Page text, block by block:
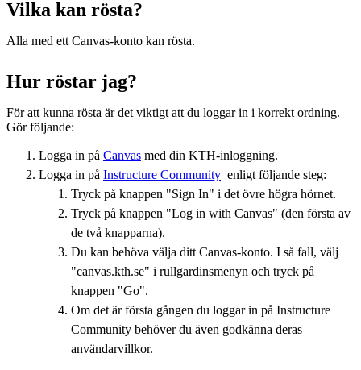
Vilka kan rösta?
Alla med ett Canvas-konto kan rösta.
Hur röstar jag?
För att kunna rösta är det viktigt att du loggar in i korrekt ordning.
Gör följande:
Logga in på Canvas med din KTH-inloggning.
Logga in på ​​​​​​​Instructure Community ​​​​​​​ enligt följande steg:
Tryck på knappen "Sign In" i det övre högra hörnet.
Tryck på knappen "Log in with Canvas" (den första av
de två knapparna).
Du kan behöva välja ditt Canvas-konto. I så fall, välj
"canvas.kth.se" i rullgardinsmenyn och tryck på
knappen "Go".
Om det är första gången du loggar in på Instructure
Community behöver du även godkänna deras
användarvillkor.